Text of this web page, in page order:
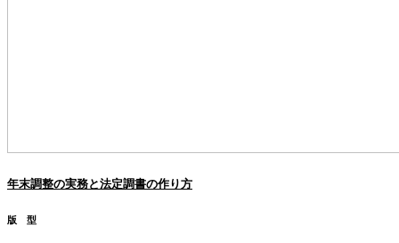
年末調整の実務と法定調書の作り方
版 型